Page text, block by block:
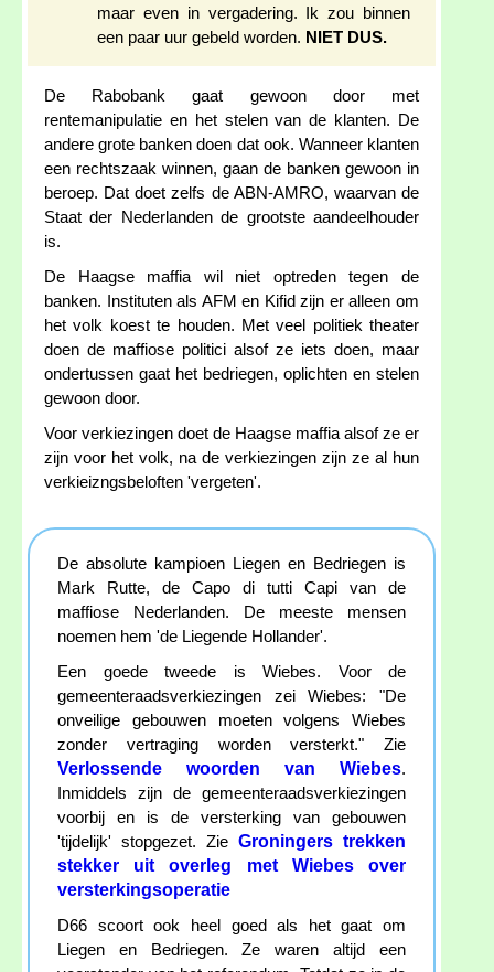
maar even in vergadering. Ik zou binnen
een paar uur gebeld worden. NIET DUS.
De Rabobank gaat gewoon door met
rentemanipulatie en het stelen van de klanten. De
andere grote banken doen dat ook. Wanneer klanten
een rechtszaak winnen, gaan de banken gewoon in
beroep. Dat doet zelfs de ABN-AMRO, waarvan de
Staat der Nederlanden de grootste aandeelhouder
is.
De Haagse maffia wil niet optreden tegen de
banken. Instituten als AFM en Kifid zijn er alleen om
het volk koest te houden. Met veel politiek theater
doen de maffiose politici alsof ze iets doen, maar
ondertussen gaat het bedriegen, oplichten en stelen
gewoon door.
Voor verkiezingen doet de Haagse maffia alsof ze er
zijn voor het volk, na de verkiezingen zijn ze al hun
verkieizngsbeloften 'vergeten'.
De absolute kampioen Liegen en Bedriegen is
Mark Rutte, de Capo di tutti Capi van de
maffiose Nederlanden. De meeste mensen
noemen hem 'de Liegende Hollander'.
Een goede tweede is Wiebes. Voor de
gemeenteraadsverkiezingen zei Wiebes: "De
onveilige gebouwen moeten volgens Wiebes
zonder vertraging worden versterkt." Zie
Verlossende woorden van Wiebes.
Inmiddels zijn de gemeenteraadsverkiezingen
voorbij en is de versterking van gebouwen
'tijdelijk' stopgezet. Zie Groningers trekken
stekker uit overleg met Wiebes over
versterkingsoperatie
D66 scoort ook heel goed als het gaat om
Liegen en Bedriegen. Ze waren altijd een